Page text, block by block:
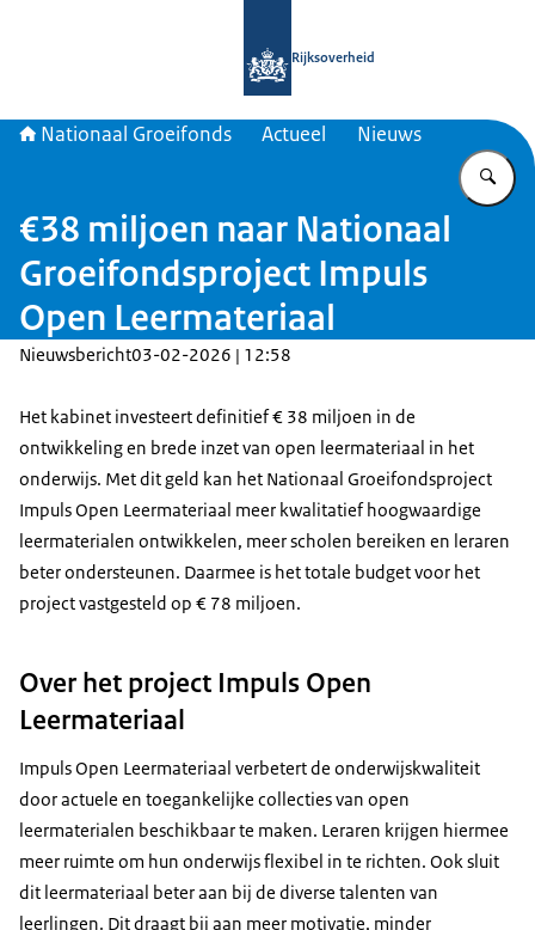
Rijksoverheid
Nationaal Groeifonds Actueel Nieuws
€38 miljoen naar Nationaal
Groeifondsproject Impuls
Open Leermateriaal
Nieuwsbericht03-02-2026 | 12:58
Het kabinet investeert definitief € 38 miljoen in de
ontwikkeling en brede inzet van open leermateriaal in het
onderwijs. Met dit geld kan het Nationaal Groeifondsproject
Impuls Open Leermateriaal meer kwalitatief hoogwaardige
leermaterialen ontwikkelen, meer scholen bereiken en leraren
beter ondersteunen. Daarmee is het totale budget voor het
project vastgesteld op € 78 miljoen.
Over het project Impuls Open
Leermateriaal
Impuls Open Leermateriaal verbetert de onderwijskwaliteit
door actuele en toegankelijke collecties van open
leermaterialen beschikbaar te maken. Leraren krijgen hiermee
meer ruimte om hun onderwijs flexibel in te richten. Ook sluit
dit leermateriaal beter aan bij de diverse talenten van
leerlingen. Dit draagt bij aan meer motivatie, minder